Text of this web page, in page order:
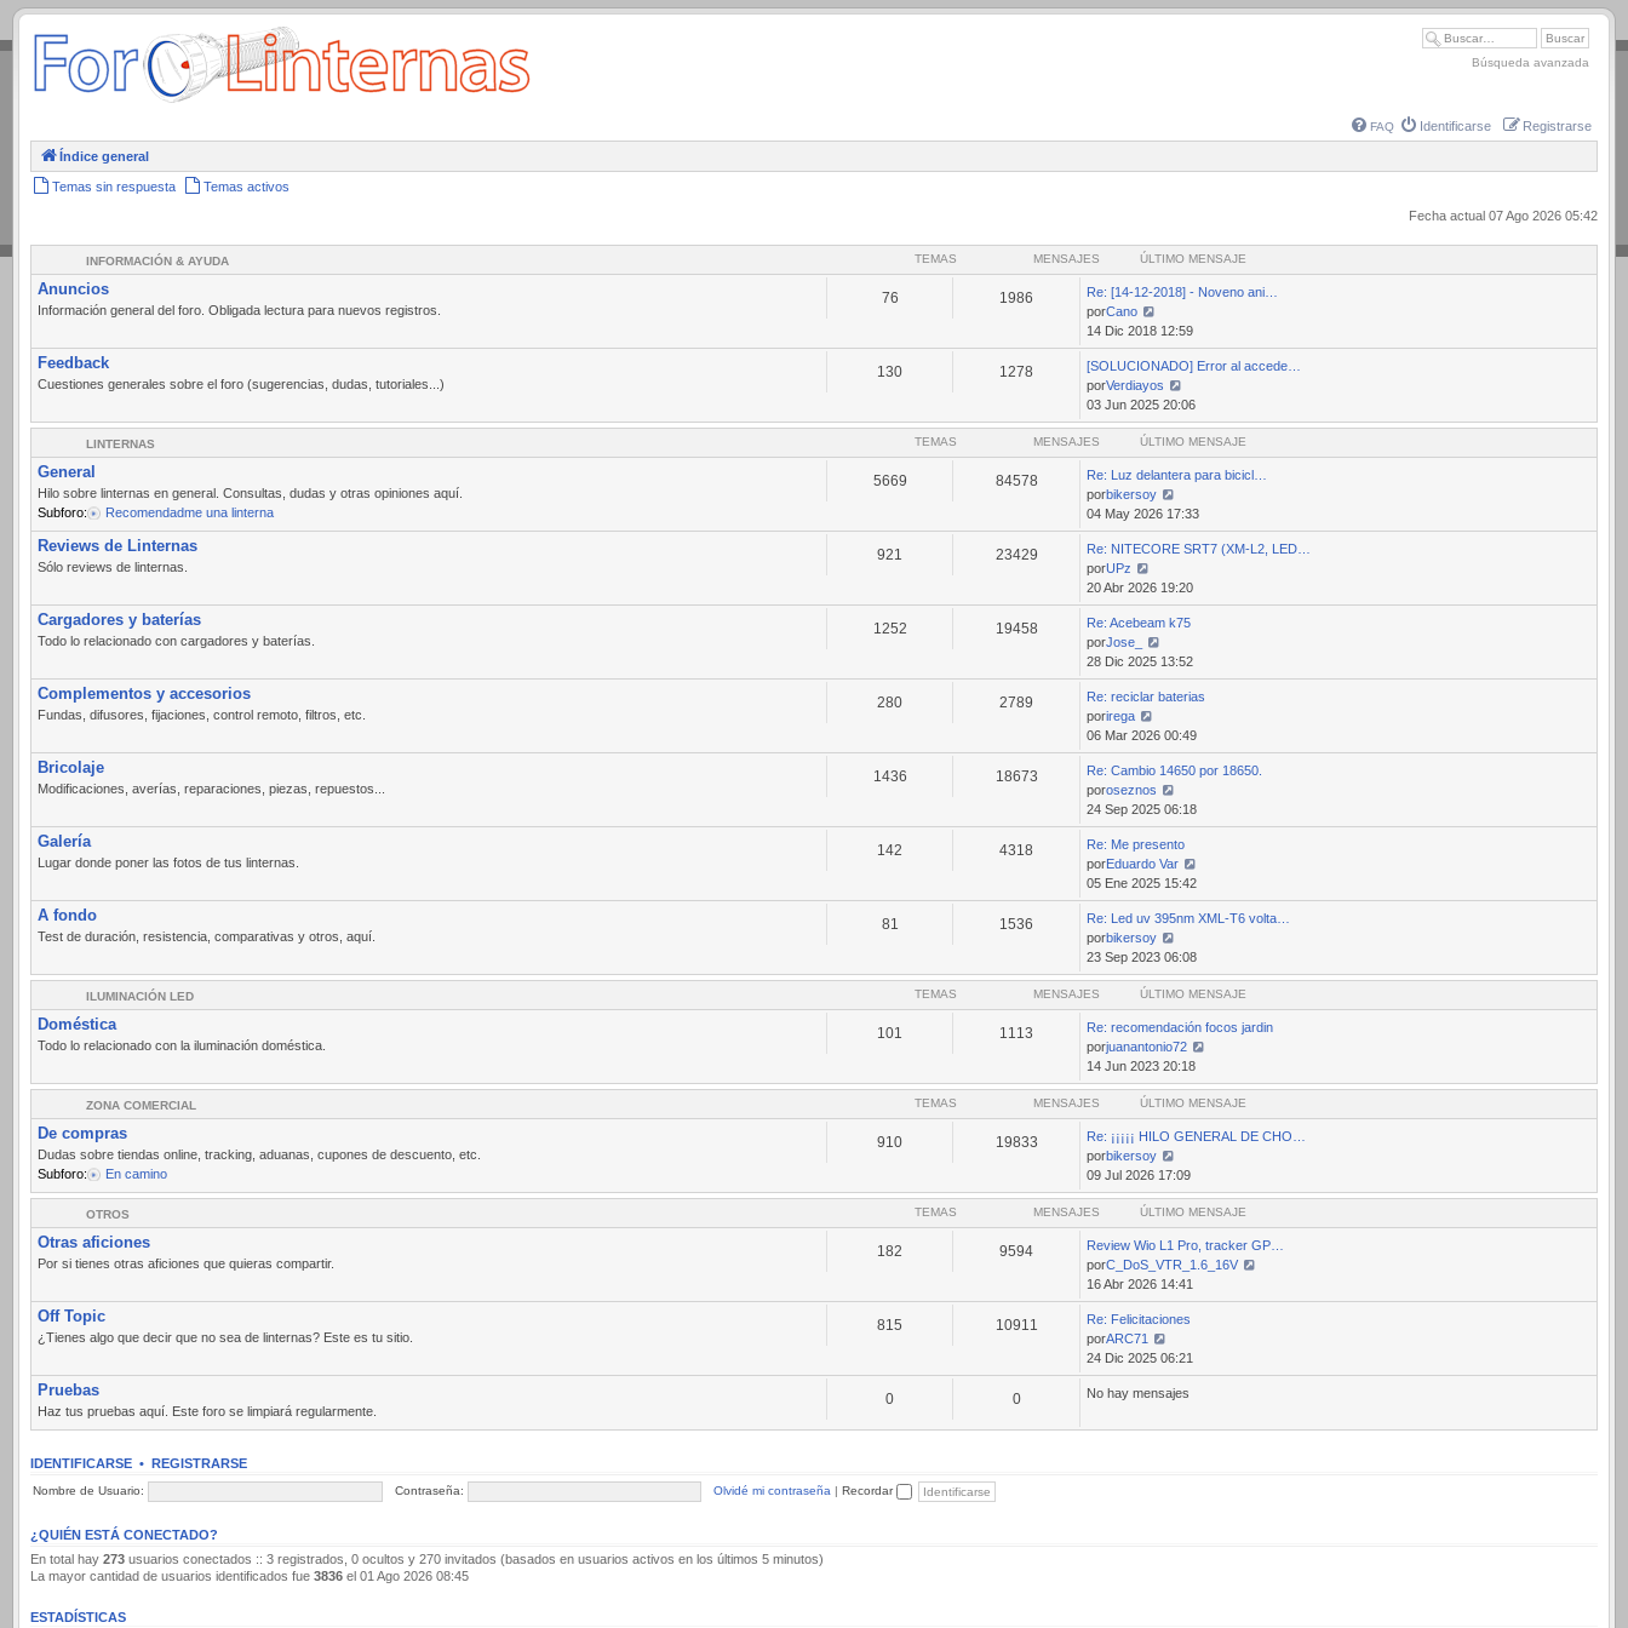
.
Búsqueda avanzada
FAQ Identificarse Registrarse
Índice general
Temas sin respuesta
Temas activos
Fecha actual 07 Ago 2026 05:42
INFORMACIÓN & AYUDA TEMAS MENSAJES ÚLTIMO MENSAJE
Anuncios
Información general del foro. Obligada lectura para nuevos registros.
76 1986
Re: [14-12-2018] - Noveno ani…
porCano
Ver
último
mensaje
14 Dic 2018 12:59
Feedback
Cuestiones generales sobre el foro (sugerencias, dudas, tutoriales...)
130 1278
[SOLUCIONADO] Error al accede…
porVerdiayos
Ver
último
mensaje
03 Jun 2025 20:06
LINTERNAS TEMAS MENSAJES ÚLTIMO MENSAJE
General
Hilo sobre linternas en general. Consultas, dudas y otras opiniones aquí.
Subforo:
Recomendadme una linterna
5669 84578
Re: Luz delantera para bicicl…
porbikersoy
Ver
último
mensaje
04 May 2026 17:33
Reviews de Linternas
Sólo reviews de linternas.
921 23429
Re: NITECORE SRT7 (XM-L2, LED…
porUPz
Ver
último
mensaje
20 Abr 2026 19:20
Cargadores y baterías
Todo lo relacionado con cargadores y baterías.
1252 19458
Re: Acebeam k75
porJose_
Ver
último
mensaje
28 Dic 2025 13:52
Complementos y accesorios
Fundas, difusores, fijaciones, control remoto, filtros, etc.
280 2789
Re: reciclar baterias
porirega
Ver
último
mensaje
06 Mar 2026 00:49
Bricolaje
Modificaciones, averías, reparaciones, piezas, repuestos...
1436 18673
Re: Cambio 14650 por 18650.
poroseznos
Ver
último
mensaje
24 Sep 2025 06:18
Galería
Lugar donde poner las fotos de tus linternas.
142 4318
Re: Me presento
porEduardo Var
Ver
último
mensaje
05 Ene 2025 15:42
A fondo
Test de duración, resistencia, comparativas y otros, aquí.
81 1536
Re: Led uv 395nm XML-T6 volta…
porbikersoy
Ver
último
mensaje
23 Sep 2023 06:08
ILUMINACIÓN LED TEMAS MENSAJES ÚLTIMO MENSAJE
Doméstica
Todo lo relacionado con la iluminación doméstica.
101 1113
Re: recomendación focos jardin
porjuanantonio72
Ver
último
mensaje
14 Jun 2023 20:18
ZONA COMERCIAL TEMAS MENSAJES ÚLTIMO MENSAJE
De compras
Dudas sobre tiendas online, tracking, aduanas, cupones de descuento, etc.
Subforo:
En camino
910 19833
Re: ¡¡¡¡¡ HILO GENERAL DE CHO…
porbikersoy
Ver
último
mensaje
09 Jul 2026 17:09
OTROS TEMAS MENSAJES ÚLTIMO MENSAJE
Otras aficiones
Por si tienes otras aficiones que quieras compartir.
182 9594
Review Wio L1 Pro, tracker GP…
porC_DoS_VTR_1.6_16V
Ver
último
mensaje
16 Abr 2026 14:41
Off Topic
¿Tienes algo que decir que no sea de linternas? Este es tu sitio.
815 10911
Re: Felicitaciones
porARC71
Ver
último
mensaje
24 Dic 2025 06:21
Pruebas
Haz tus pruebas aquí. Este foro se limpiará regularmente.
0 0 No hay mensajes
IDENTIFICARSE • REGISTRARSE
Nombre de Usuario: Contraseña: Olvidé mi contraseña | Recordar
¿QUIÉN ESTÁ CONECTADO?
En total hay 273 usuarios conectados :: 3 registrados, 0 ocultos y 270 invitados (basados en usuarios activos en los últimos 5 minutos)
La mayor cantidad de usuarios identificados fue 3836 el 01 Ago 2026 08:45
ESTADÍSTICAS